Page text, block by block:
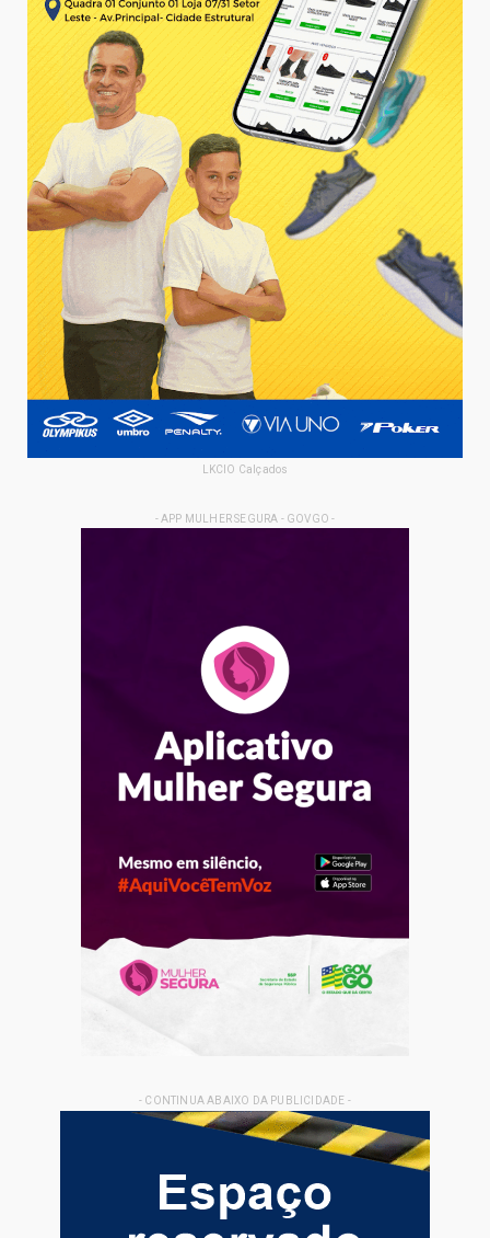
LKCIO Calçados
- APP MULHER SEGURA - GOVGO -
- CONTINUA ABAIXO DA PUBLICIDADE -